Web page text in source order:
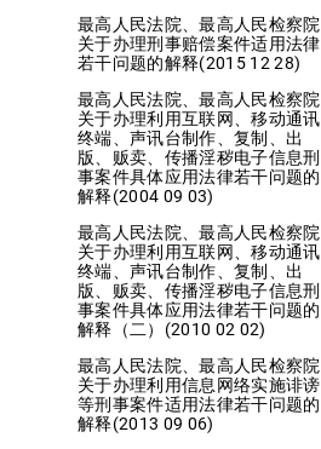
最高人民法院、最高人民检察院
关于办理刑事赔偿案件适用法律
若干问题的解释(2015 12 28)
最高人民法院、最高人民检察院
关于办理利用互联网、移动通讯
终端、声讯台制作、复制、出
版、贩卖、传播淫秽电子信息刑
事案件具体应用法律若干问题的
解释(2004 09 03)
最高人民法院、最高人民检察院
关于办理利用互联网、移动通讯
终端、声讯台制作、复制、出
版、贩卖、传播淫秽电子信息刑
事案件具体应用法律若干问题的
解释（二）(2010 02 02)
最高人民法院、最高人民检察院
关于办理利用信息网络实施诽谤
等刑事案件适用法律若干问题的
解释(2013 09 06)